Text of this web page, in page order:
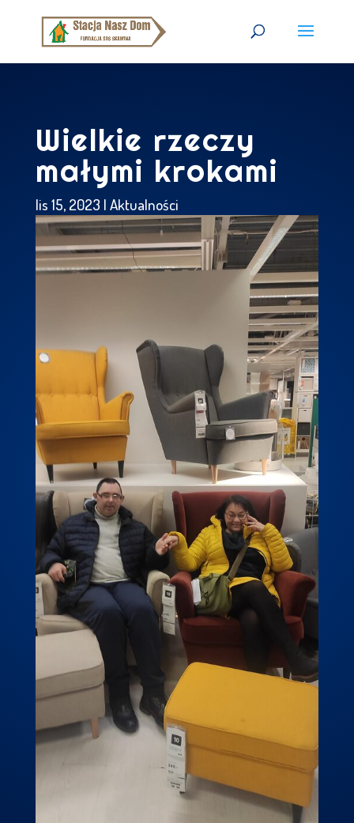
Wielkie rzeczy
małymi krokami
lis 15, 2023 | Aktualności